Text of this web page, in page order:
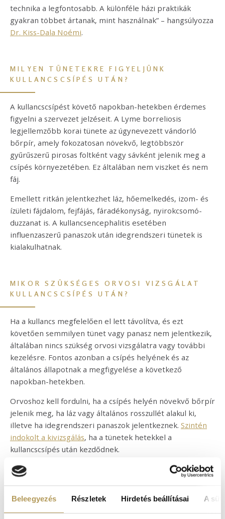
Beleegyezés Részletek Hirdetés beállításai A
technika a legfontosabb. A különféle házi praktikák
gyakran többet ártanak, mint használnak” – hangsúlyozza
Dr. Kiss-Dala Noémi.
MILYEN TÜNETEKRE FIGYELJÜNK
KULLANCSCSÍPÉS UTÁN?
A kullancscsípést követő napokban-hetekben érdemes
figyelni a szervezet jelzéseit. A Lyme borreliosis
legjellemzőbb korai tünete az úgynevezett vándorló
bőrpír, amely fokozatosan növekvő, legtöbbször
gyűrűszerű pirosas foltként vagy sávként jelenik meg a
csípés környezetében. Ez általában nem viszket és nem
fáj.
Emellett ritkán jelentkezhet láz, hőemelkedés, izom- és
ízületi fájdalom, fejfájás, fáradékonyság, nyirokcsomó-
duzzanat is. A kullancsencephalitis esetében
influenzaszerű panaszok után idegrendszeri tünetek is
kialakulhatnak.
MIKOR SZÜKSÉGES ORVOSI VIZSGÁLAT
KULLANCSCSÍPÉS UTÁN?
Ha a kullancs megfelelően el lett távolítva, és ezt
követően semmilyen tünet vagy panasz nem jelentkezik,
általában nincs szükség orvosi vizsgálatra vagy további
kezelésre. Fontos azonban a csípés helyének és az
általános állapotnak a megfigyelése a következő
napokban-hetekben.
Orvoshoz kell fordulni, ha a csípés helyén növekvő bőrpír
jelenik meg, ha láz vagy általános rosszullét alakul ki,
illetve ha idegrendszeri panaszok jelentkeznek. Szintén
indokolt a kivizsgálás, ha a tünetek hetekkel a
kullancscsípés után kezdődnek.
„A túl korán elvégzett laborvizsgálat félrevezető
eredményt adhat. A diagnózist a tünetek és a panaszok
Noémi.